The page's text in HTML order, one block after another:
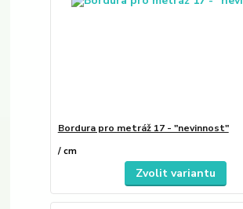
Bordura pro metráž 17 - "nevinnost"
/cm
Zvolit variantu